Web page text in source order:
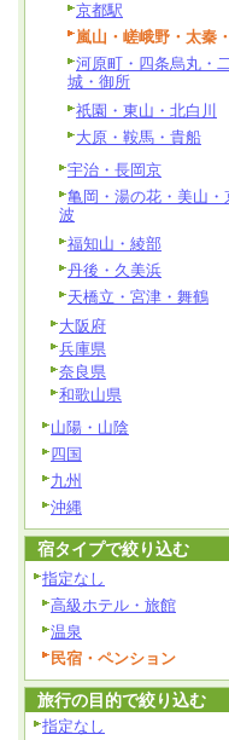
京都駅
嵐山・嵯峨野・太秦
河原町・四条烏丸・
城・御所
祇園・東山・北白川
大原・鞍馬・貴船
宇治・長岡京
亀岡・湯の花・美山・
波
福知山・綾部
丹後・久美浜
天橋立・宮津・舞鶴
大阪府
兵庫県
奈良県
和歌山県
山陽・山陰
四国
九州
沖縄
宿タイプで絞り込む
指定なし
高級ホテル・旅館
温泉
民宿・ペンション
旅行の目的で絞り込む
指定なし